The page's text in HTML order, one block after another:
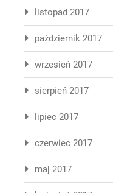
listopad 2017
październik 2017
wrzesień 2017
sierpień 2017
lipiec 2017
czerwiec 2017
maj 2017